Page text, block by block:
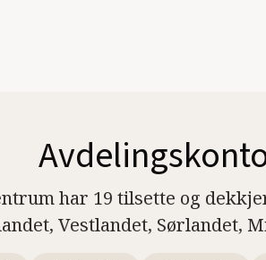
har 19 tilsette og
Vestlandet, Sørlandet,